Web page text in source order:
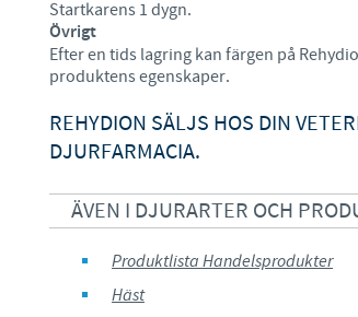
Startkarens 1 dygn.
Övrigt
Efter en tids lagring kan färgen på
produktens egenskaper.
REHYDION SÄLJS HOS DIN
DJURFARMACIA.
ÄVEN I DJURARTER OCH
Produktlista Handelsprodukter
Häst